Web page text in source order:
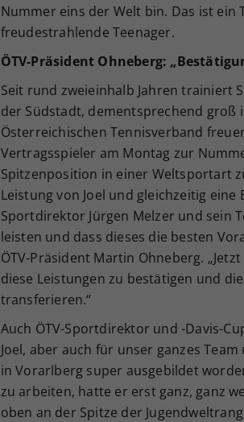
Nummer eins der Welt bin. Das ist ein
freudestrahlende Teenager.
ÖTV-Präsident Ohneberg:
Seit rund zweieinhalb Jahren trainiert
der Südstadt, dementsprechend groß
Österreichischen Tennisverband
Vertragsspieler am Montag zur
Spitzenposition in einer Weltsportart
Leistung von Joel und gleichzeitig
Sportdirektor Jürgen Melzer und sein
leisten und dass dieses die besten
ÖTV-Präsident Martin Ohneberg.
diese Leistungen zu bestätigen und
transferieren.“
Auch ÖTV-Sportdirektor und -Davis-
Joel, aber auch für unser ganzes
in Vorarlberg super ausgebildet
zu arbeiten, hatte er erst ganz, ganz
oben an der Spitze der